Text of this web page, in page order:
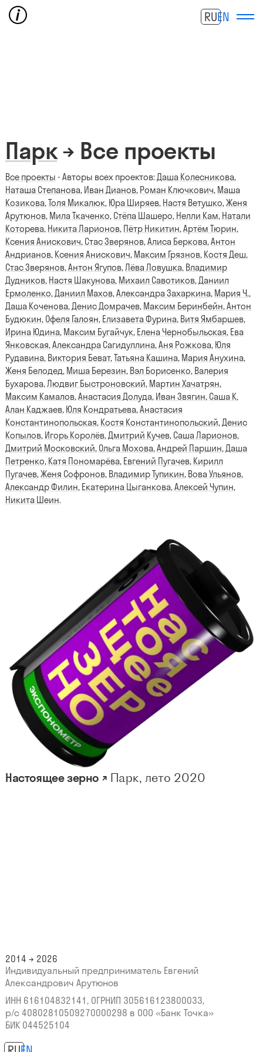
RUEN
Парк→ Все проекты
Все проекты ⋅ Авторы всех проектов:Даша Колесникова,
Наташа Степанова, Иван Дианов, Роман Ключкович, Маша
Козикова,Толя Микалюк, Юра Ширяев, Настя Ветушко,Женя
Арутюнов, Мила Ткаченко, Стёпа Шашеро, Нелли Кам, Натали
Которева, Никита Ларионов, Пётр Никитин,Артём Тюрин,
Ксения Анискович, Стас Зверянов,Алиса Беркова,Антон
Андрианов, Ксения Анискович, Максим Грязнов, Костя Деш,
Стас Зверянов,Антон Ягупов,Лёва Ловушка, Владимир
Дудников, Настя Шакунова, Михаил Савотиков,Даниил
Ермоленко,Даниил Махов,Александра Захаркина, Мария Ч.,
Даша Коченова,Денис Домрачев, Максим Беринбейн,Антон
Будюкин, Офеля Галоян, Елизавета Фурина, Витя Ямбаршев,
Ирина Юдина, Максим Бугайчук, Елена Чернобыльская, Ева
Янковская,Александра Сагидуллина,Аня Рожкова, Юля
Рудавина, Виктория Беват,Татьяна Кашина, Мария Анухина,
Женя Белодед, Миша Березин, Вэл Борисенко, Валерия
Бухарова,Людвиг Быстроновский, Мартин Хачатрян,
Максим Камалов,Анастасия Долуда, Иван Звягин, Саша К,
Алан Каджаев, Юля Кондратьева,Анастасия
Константинопольская, Костя Константинопольский,Денис
Копылов, Игорь Королёв,Дмитрий Кучев, Саша Ларионов,
Дмитрий Московский, Ольга Мохова,Андрей Паршин,Даша
Петренко, Катя Пономарёва, Евгений Пугачев, Кирилл
Пугачев,Женя Софронов, Владимир Тупикин, Вова Ульянов,
Александр Филин, Екатерина Цыганкова,Алексей Чупин,
Никита Шеин.
Настоящее зерно ↗ Парк, лето 2020
2014 → 2026
Индивидуальный предприниматель Евгений
Александрович Арутюнов
ИНН 616104832141, ОГРНИП 305616123800033,
р/с 40802810509270000298 в ООО «Банк Точка»
БИК 044525104